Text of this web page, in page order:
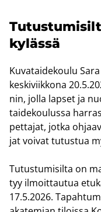
ky­läs­sä
Ku­va­tai­de­kou­lu
kes­ki­viik­ko­na
nin, jolla lap­set ja
tai­de­kou­lus­sa
pet­ta­jat, jotka
jat voi­vat tu­tus­tua
Tu­tus­tu­mi­sil­ta on
tyy il­moit­tau­tua
17.5.2026.